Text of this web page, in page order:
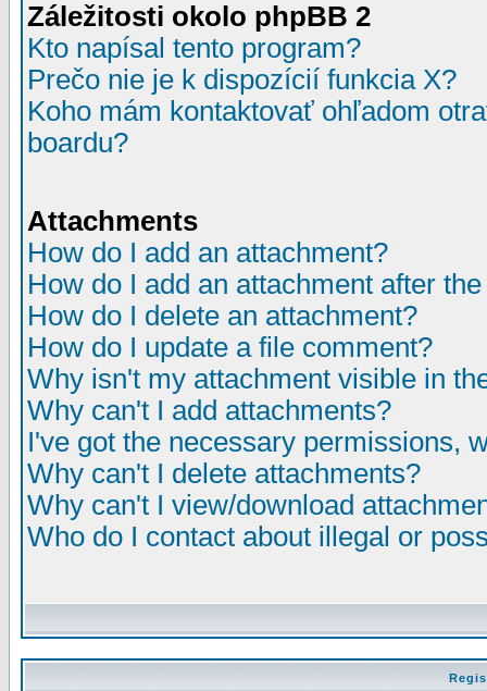
Záležitosti okolo phpBB 2
Kto napísal tento program?
Prečo nie je k dispozícií funkcia X?
Koho mám kontaktovať ohľadom
boardu?
Attachments
How do I add an attachment?
How do I add an attachment after
How do I delete an attachment?
How do I update a file comment?
Why isn't my attachment visible in
Why can't I add attachments?
I've got the necessary permissions,
Why can't I delete attachments?
Why can't I view/download
Who do I contact about illegal or